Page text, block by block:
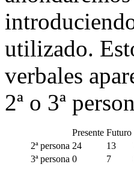
utilizado.
verbales
2ª o 3ª
Presente Futuro
2ª persona 24 13
3ª persona 0 7